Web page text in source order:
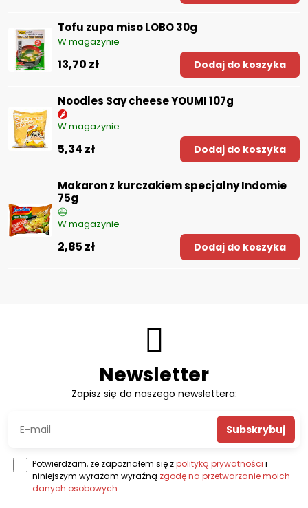
Tofu zupa miso LOBO 30g
W magazynie
13,70 zł Dodaj do koszyka
Noodles Say cheese YOUMI 107g
W magazynie
5,34 zł Dodaj do koszyka
Makaron z kurczakiem specjalny Indomie
75g
W magazynie
2,85 zł Dodaj do koszyka
Newsletter
Zapisz się do naszego newslettera:
Subskrybuj
Potwierdzam, że zapoznałem się zpolityką prywatności i
niniejszym wyrażam wyraźną zgodę na przetwarzanie moich
danych osobowych.